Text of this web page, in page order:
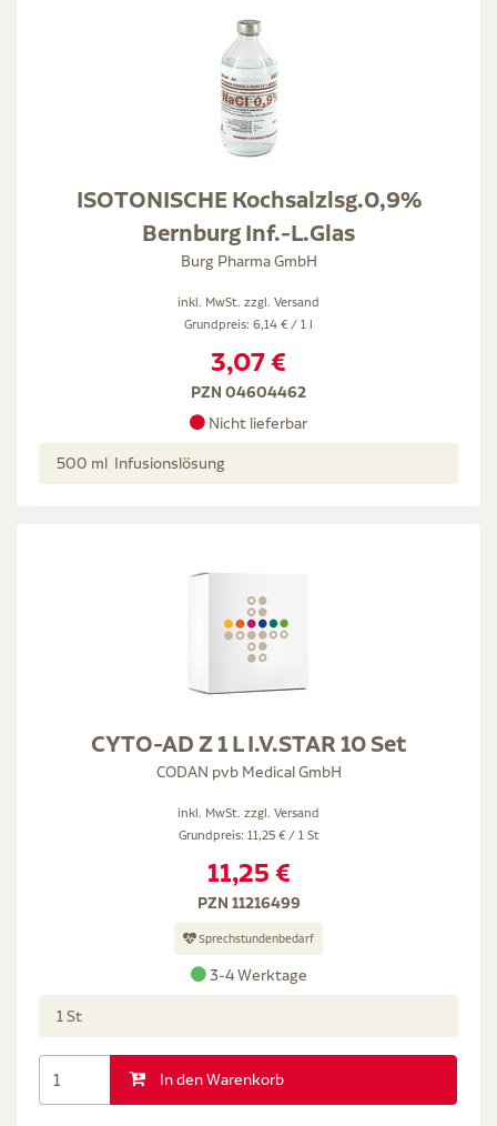
ISOTONISCHE Kochsalzlsg.0,9%
Bernburg Inf.-L.Glas
Burg Pharma GmbH
inkl. MwSt. zzgl. Versand
Grundpreis: 6,14 € / 1 l
3,07 €
PZN 04604462
Nicht lieferbar
500 ml Infusionslösung
CYTO-AD Z 1 L I.V.STAR 10 Set
CODAN pvb Medical GmbH
inkl. MwSt. zzgl. Versand
Grundpreis: 11,25 € / 1 St
11,25 €
PZN 11216499
Sprechstundenbedarf
3-4 Werktage
1 St
In den Warenkorb